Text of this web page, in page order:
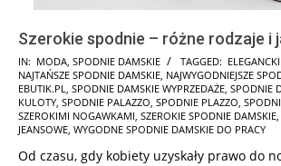
Szerokie spodnie – różne rodzaje i
2026-
03-
18
IN: MODA, SPODNIE DAMSKIE TAGGED:
NAJTAŃSZE SPODNIE DAMSKIE, NAJWYGODNIEJSZE
EBUTIK.PL, SPODNIE DAMSKIE WYPRZEDAŻE, SPODNIE
KULOTY, SPODNIE PALAZZO, SPODNIE PLAZZO,
SZEROKIMI NOGAWKAMI, SZEROKIE SPODNIE DAMSKIE,
JEANSOWE, WYGODNE SPODNIE DAMSKIE DO PRACY
Od czasu, gdy kobiety uzyskały prawo do